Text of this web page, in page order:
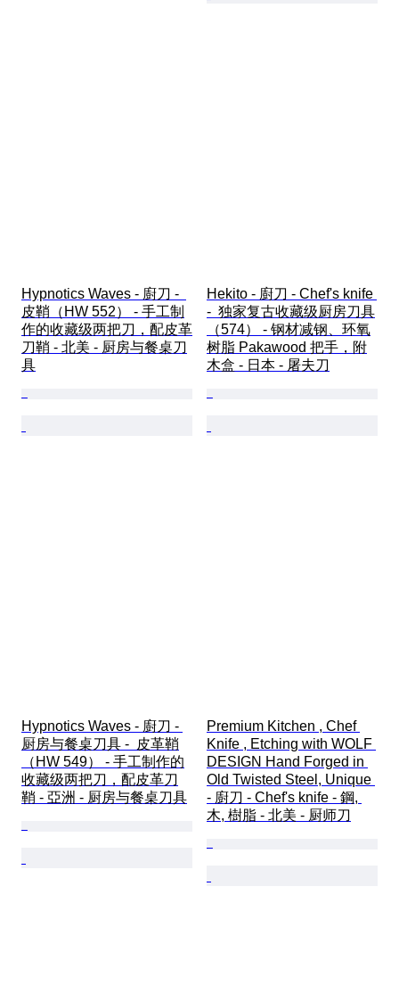
Hypnotics Waves - 廚刀 -
皮鞘（HW 552） - 手工制
作的收藏级两把刀，配皮革
刀鞘 - 北美 - 厨房与餐桌刀
具
Hekito - 廚刀 - Chef's knife
-  独家复古收藏级厨房刀具
（574） - 钢材减钢、环氧
树脂 Pakawood 把手，附
木盒 - 日本 - 屠夫刀
Hypnotics Waves - 廚刀 -
厨房与餐桌刀具 -  皮革鞘
（HW 549） - 手工制作的
收藏级两把刀，配皮革刀
鞘 - 亞洲 - 厨房与餐桌刀具
Premium Kitchen , Chef
Knife , Etching with WOLF
DESIGN Hand Forged in
Old Twisted Steel, Unique
- 廚刀 - Chef's knife - 鋼,
木, 樹脂 - 北美 - 厨师刀